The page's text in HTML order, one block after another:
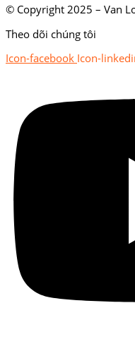
© Copyright 2025 – Van
Theo dõi chúng tôi
Icon-facebook Icon-